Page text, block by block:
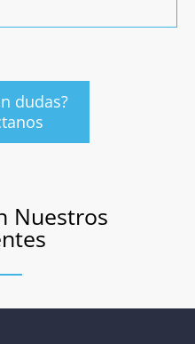
dudas?
Nuestros